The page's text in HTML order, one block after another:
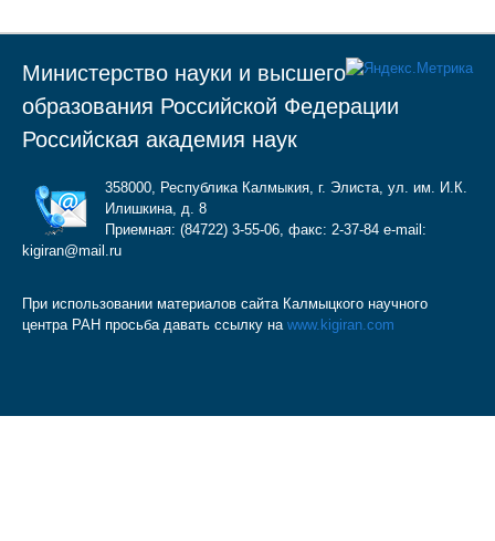
Министерство науки и высшего
образования Российской Федерации
Российская академия наук
358000, Республика Калмыкия, г. Элиста, ул. им. И.К.
Илишкина, д. 8
Приемная: (84722) 3-55-06, факс: 2-37-84 e-mail:
kigiran@mail.ru
При использовании материалов сайта Калмыцкого научного
центра РАН просьба давать ссылку на www.kigiran.com